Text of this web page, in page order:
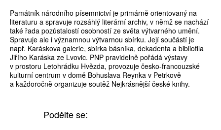
Památník národního písemnictví je primárně orientovaný na
literaturu a spravuje rozsáhlý literární archiv, v němž se nachází
také řada pozůstalostí osobností ze světa výtvarného umění.
Spravuje ale i významnou výtvarnou sbírku. Její součástí je
např. Karáskova galerie, sbírka básníka, dekadenta a bibliofila
Jiřího Karáska ze Lvovic. PNP pravidelně pořádá výstavy
v prostoru Letohrádku Hvězda, provozuje česko-francouzské
kulturní centrum v domě Bohuslava Reynka v Petrkově
a každoročně organizuje soutěž Nejkrásnější české knihy.
Podělte se: